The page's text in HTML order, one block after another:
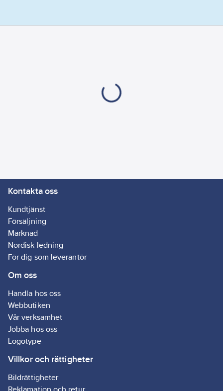
Kontakta oss
Kundtjänst
Försäljning
Marknad
Nordisk ledning
För dig som leverantör
Om oss
Handla hos oss
Webbutiken
Vår verksamhet
Jobba hos oss
Logotype
Villkor och rättigheter
Bildrättigheter